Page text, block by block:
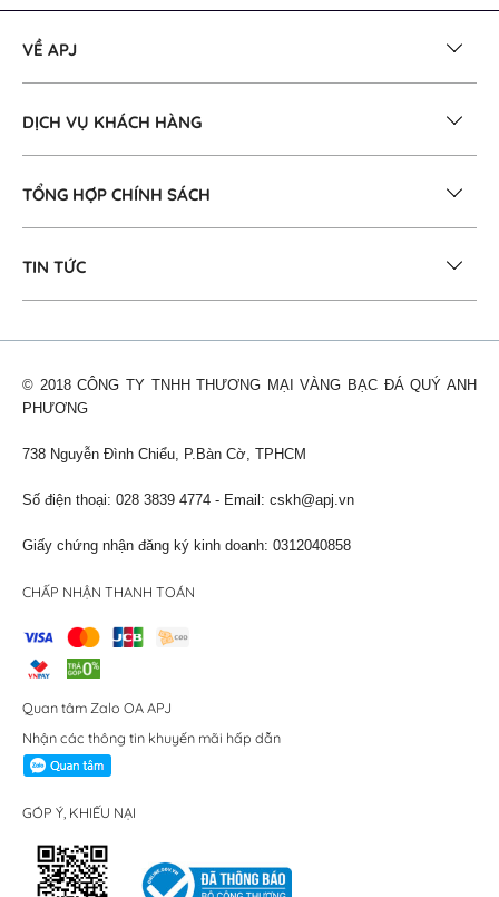
VỀ APJ
DỊCH VỤ KHÁCH HÀNG
TỔNG HỢP CHÍNH SÁCH
TIN TỨC
© 2018 CÔNG TY TNHH THƯƠNG MẠI VÀNG BẠC ĐÁ QUÝ ANH
PHƯƠNG
738 Nguyễn Đình Chiểu, P.Bàn Cờ, TPHCM
Số điện thoại: 028 3839 4774 - Email: cskh@apj.vn
Giấy chứng nhận đăng ký kinh doanh: 0312040858
CHẤP NHẬN THANH TOÁN
Quan tâm Zalo OA APJ
Nhận các thông tin khuyến mãi hấp dẫn
GÓP Ý, KHIẾU NẠI